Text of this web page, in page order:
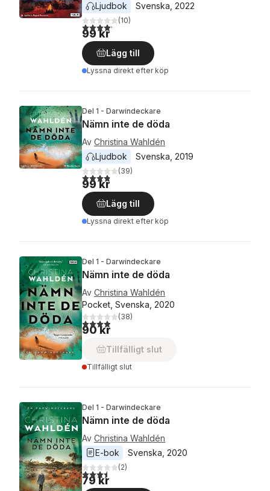
Ljudbok
Svenska 2022
4,2utav 5 stjärnor. Totalt antal röster:
(10)
99 kr
Lägg till
Lyssna direkt efter köp
Del 1 - Darwindeckare
Nämn inte de döda
Av Christina Wahldén
Ljudbok
Svenska 2019
3,8utav 5 stjärnor. Totalt antal röster:
(39)
99 kr
Lägg till
Lyssna direkt efter köp
Del 1 - Darwindeckare
Nämn inte de döda
Av Christina Wahldén
Pocket, Svenska, 2020
3,9utav 5 stjärnor. Totalt antal röster:
(38)
90 kr
Tillfälligt slut
Tillfälligt slut
Del 1 - Darwindeckare
Nämn inte de döda
Av Christina Wahldén
E-bok
Svenska 2020
3,5utav 5 stjärnor. Totalt antal röster:
(2)
79 kr